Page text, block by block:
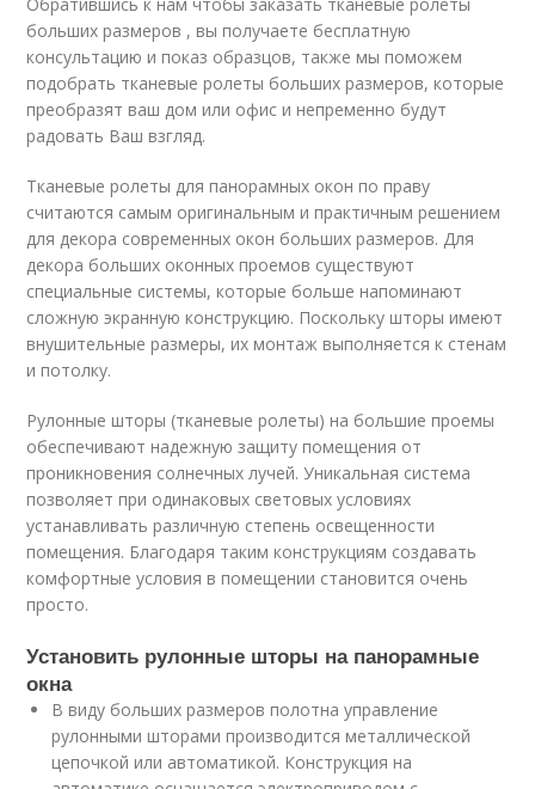
Обратившись к нам чтобы заказать тканевые ролеты
больших размеров , вы получаете бесплатную
консультацию и показ образцов, также мы поможем
подобрать тканевые ролеты больших размеров, которые
преобразят ваш дом или офис и непременно будут
радовать Ваш взгляд.
Тканевые ролеты для панорамных окон по праву
считаются самым оригинальным и практичным решением
для декора современных окон больших размеров. Для
декора больших оконных проемов существуют
специальные системы, которые больше напоминают
сложную экранную конструкцию. Поскольку шторы имеют
внушительные размеры, их монтаж выполняется к стенам
и потолку.
Рулонные шторы (тканевые ролеты) на большие проемы
обеспечивают надежную защиту помещения от
проникновения солнечных лучей. Уникальная система
позволяет при одинаковых световых условиях
устанавливать различную степень освещенности
помещения. Благодаря таким конструкциям создавать
комфортные условия в помещении становится очень
просто.
Установить рулонные шторы на панорамные
окна
В виду больших размеров полотна управление
рулонными шторами производится металлической
цепочкой или автоматикой. Конструкция на